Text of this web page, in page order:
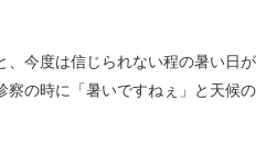
、今度は信じられない程の暑い日が
察の時に「暑いですねぇ」と天候の